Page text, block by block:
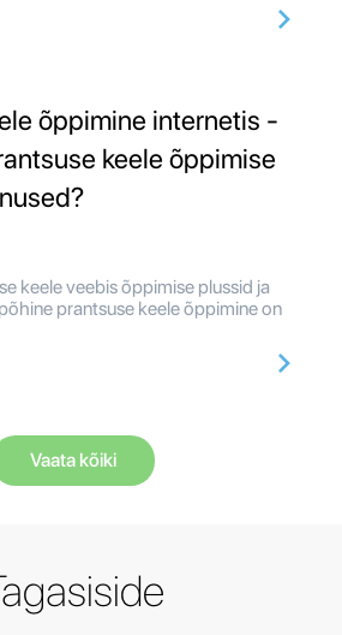
õppimine internetis -
keele õppimise
keele veebis õppimise plussid ja
prantsuse keele õppimine on
Vaata kõiki